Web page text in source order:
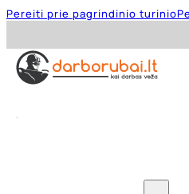
Pereiti prie pagrindinio turinio